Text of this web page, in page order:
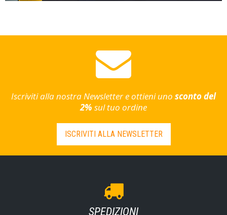
Iscriviti alla nostra Newsletter e ottieni uno sconto del
2% sul tuo ordine
ISCRIVITI ALLA NEWSLETTER
SPEDIZIONI